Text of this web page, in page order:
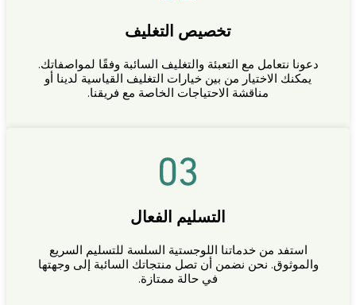
تخصيص التغليف
دعونا نتعامل مع التعبئة والتغليف السائبة وفقًا لمواصفاتك.
يمكنك الاختيار من بين خيارات التغليف القياسية لدينا أو
مناقشة الاحتياجات الخاصة مع فريقنا.
التسليم الفعال
استفد من خدماتنا اللوجستية السلسة للتسليم السريع
والموثوق. نحن نضمن أن تصل منتجاتك السائبة إلى وجهتها
في حالة ممتازة.